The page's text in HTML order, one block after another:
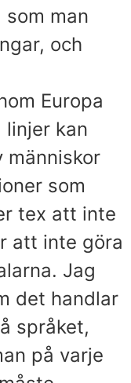
man
och
Europa
linjer kan
människor
som
tex att inte
att inte göra
Jag
det handlar
språket,
på varje